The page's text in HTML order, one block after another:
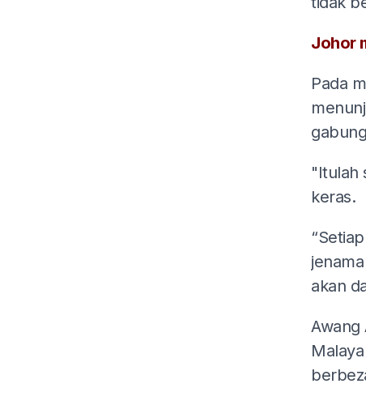
Johor
Pada
"Itulah
keras.
akan
Awang